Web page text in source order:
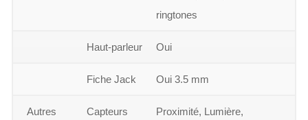
ringtones
Haut-parleur Oui
Fiche Jack Oui 3.5 mm
Autres Capteurs
Proximité, Lumière,